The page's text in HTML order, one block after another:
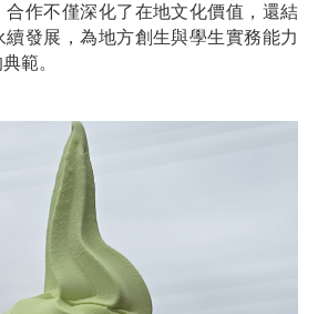
合作不僅深化了在地文化價值，還結
續發展，為地方創生與學生實務能力
範。